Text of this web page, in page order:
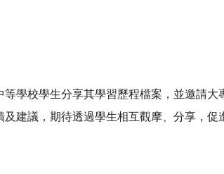
學校學生分享其學習歷程檔案，並邀請
議，期待透過學生相互觀摩、分享，促